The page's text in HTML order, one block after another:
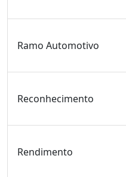
Ramo Automotivo
Reconhecimento
Rendimento